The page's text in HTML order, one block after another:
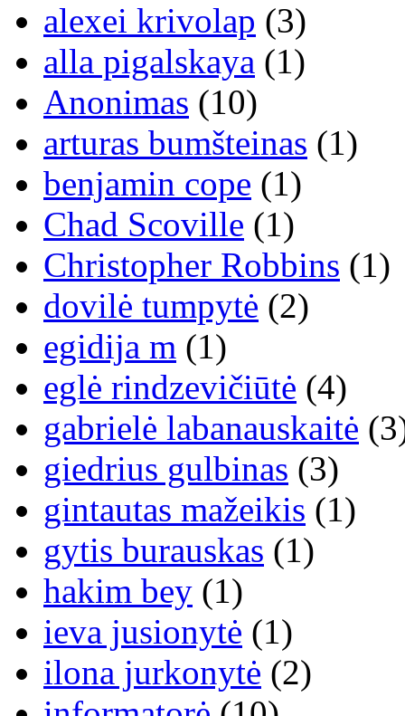
alexei krivolap (3)
alla pigalskaya (1)
Anonimas (10)
arturas bumšteinas (1)
benjamin cope (1)
Chad Scoville (1)
Christopher Robbins (1)
dovilė tumpytė (2)
egidija m (1)
eglė rindzevičiūtė (4)
gabrielė labanauskaitė
giedrius gulbinas (3)
gintautas mažeikis (1)
gytis burauskas (1)
hakim bey (1)
ieva jusionytė (1)
ilona jurkonytė (2)